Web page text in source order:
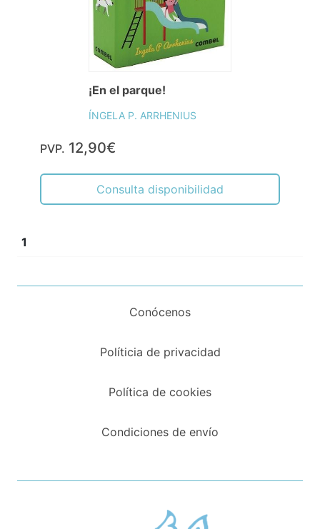
¡En el parque!
ÍNGELA P. ARRHENIUS
PVP. 12,90€
Consulta disponibilidad
1
Conócenos
Políticia de privacidad
Política de cookies
Condiciones de envío